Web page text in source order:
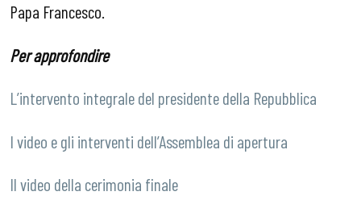
Papa Francesco.
Per approfondire
L’intervento integrale del presidente della Repubblica
I video e gli interventi dell’Assemblea di apertura
Il video della cerimonia finale